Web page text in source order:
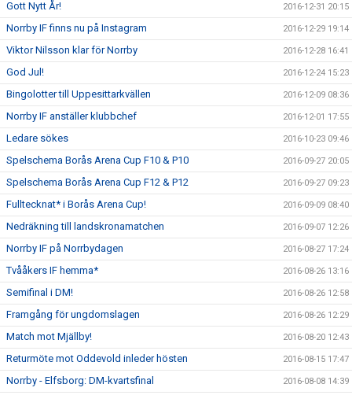
Gott Nytt År! 2016-12-31 20:15
Norrby IF finns nu på Instagram 2016-12-29 19:14
Viktor Nilsson klar för Norrby 2016-12-28 16:41
God Jul! 2016-12-24 15:23
Bingolotter till Uppesittarkvällen 2016-12-09 08:36
Norrby IF anställer klubbchef 2016-12-01 17:55
Ledare sökes 2016-10-23 09:46
Spelschema Borås Arena Cup F10 & P10 2016-09-27 20:05
Spelschema Borås Arena Cup F12 & P12 2016-09-27 09:23
Fulltecknat* i Borås Arena Cup! 2016-09-09 08:40
Nedräkning till landskronamatchen 2016-09-07 12:26
Norrby IF på Norrbydagen 2016-08-27 17:24
Tvååkers IF hemma* 2016-08-26 13:16
Semifinal i DM! 2016-08-26 12:58
Framgång för ungdomslagen 2016-08-26 12:29
Match mot Mjällby! 2016-08-20 12:43
Returmöte mot Oddevold inleder hösten 2016-08-15 17:47
Norrby - Elfsborg: DM-kvartsfinal 2016-08-08 14:39